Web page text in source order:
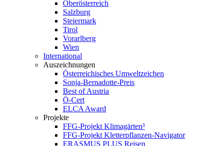
Oberösterreich
Salzburg
Steiermark
Tirol
Vorarlberg
Wien
International
Auszeichnungen
Österreichisches Umweltzeichen
Sonja-Bernadotte-Preis
Best of Austria
Ö-Cert
ELCA Award
Projekte
FFG-Projekt Klimagärten³
FFG-Projekt Kletterpflanzen-Navigator
ERASMUS PLUS Reisen